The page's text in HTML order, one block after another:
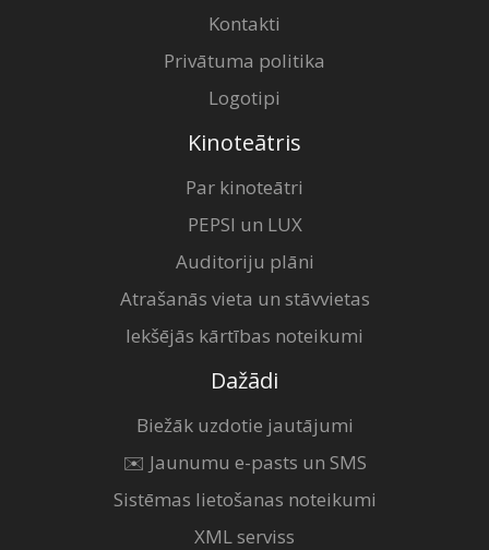
Kontakti
Privātuma politika
Logotipi
Kinoteātris
Par kinoteātri
PEPSI un LUX
Auditoriju plāni
Atrašanās vieta un stāvvietas
Iekšējās kārtības noteikumi
Dažādi
Biežāk uzdotie jautājumi
✉️ Jaunumu e-pasts un SMS
Sistēmas lietošanas noteikumi
XML serviss